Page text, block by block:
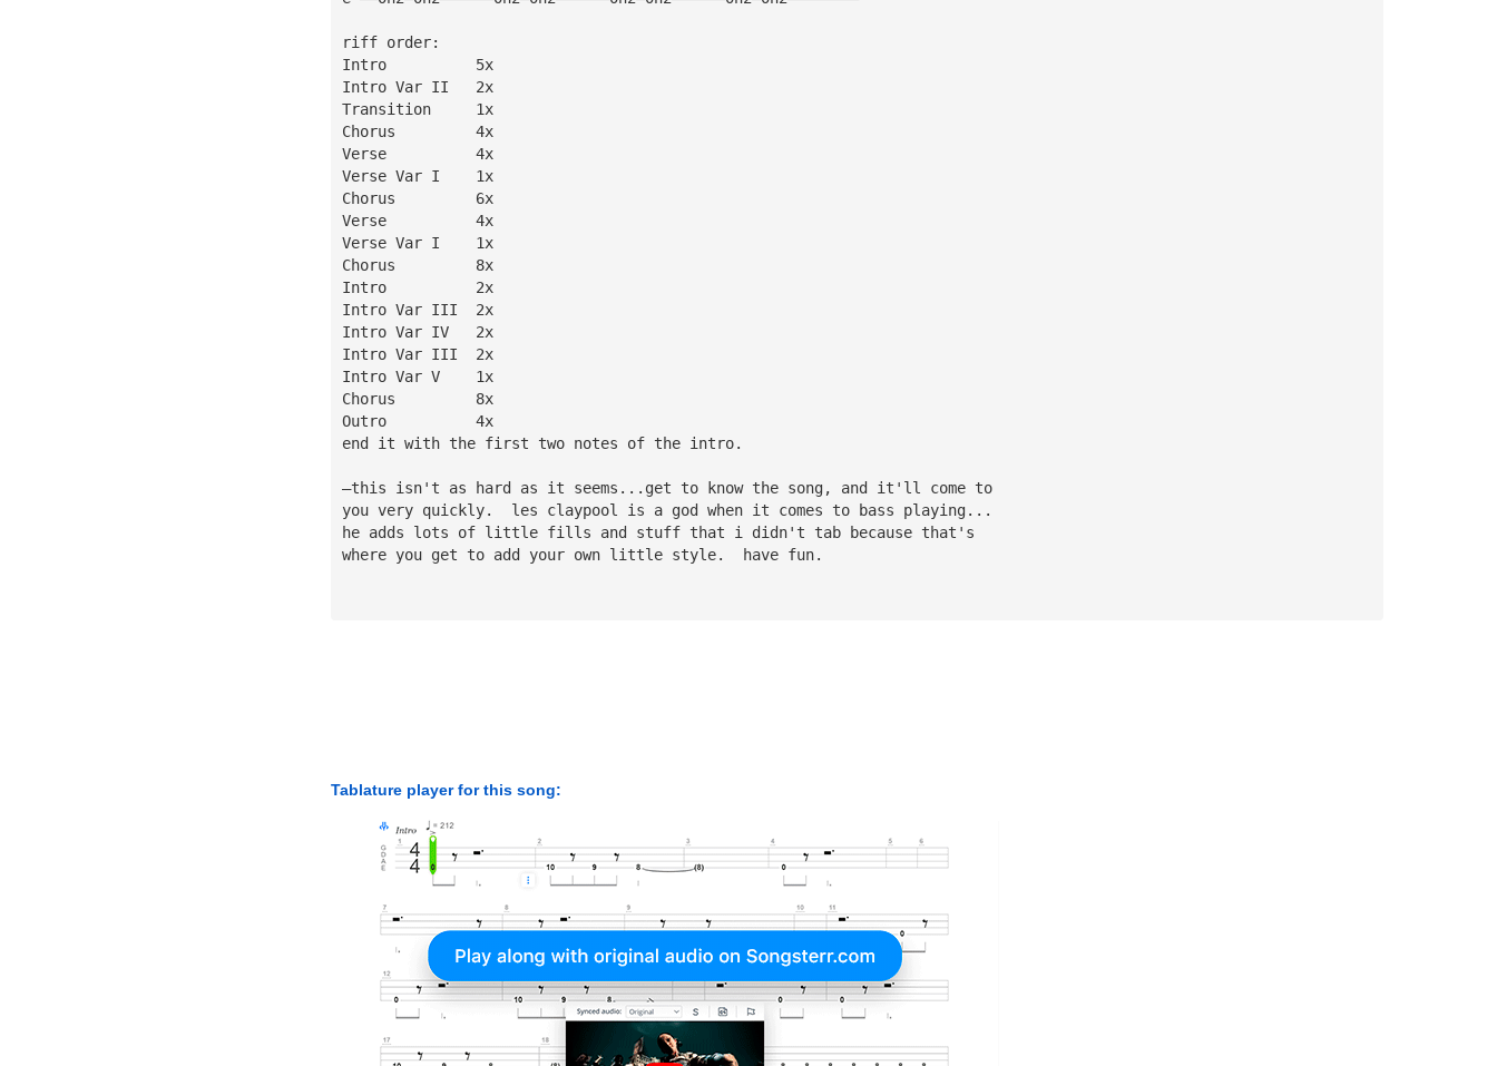
riff order:
Intro          5x
Intro Var II   2x
Transition     1x
Chorus         4x
Verse          4x
Verse Var I    1x
Chorus         6x
Verse          4x
Verse Var I    1x
Chorus         8x
Intro          2x
Intro Var III  2x
Intro Var IV   2x
Intro Var III  2x
Intro Var V    1x
Chorus         8x
Outro          4x
end it with the first two notes of the intro.
—this isn't as hard as it seems...get to know the song, and it'll come to
you very quickly.  les claypool is a god when it comes to bass playing...
he adds lots of little fills and stuff that i didn't tab because that's
where you get to add your own little style.  have fun.
Tablature player for this song: